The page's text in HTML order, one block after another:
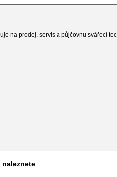
na prodej, servis a půjčovnu svářecí
naleznete